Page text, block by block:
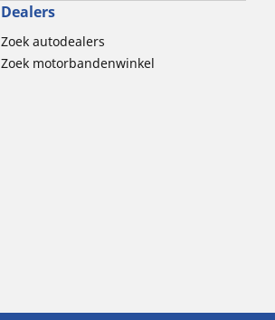
Dealers
Zoek autodealers
Zoek motorbandenwinkel